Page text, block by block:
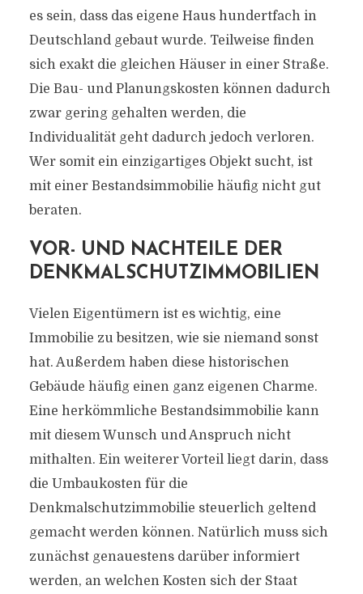
es sein, dass das eigene Haus hundertfach in
Deutschland gebaut wurde. Teilweise finden
sich exakt die gleichen Häuser in einer Straße.
Die Bau- und Planungskosten können dadurch
zwar gering gehalten werden, die
Individualität geht dadurch jedoch verloren.
Wer somit ein einzigartiges Objekt sucht, ist
mit einer Bestandsimmobilie häufig nicht gut
beraten.
VOR- UND NACHTEILE DER
DENKMALSCHUTZIMMOBILIEN
Vielen Eigentümern ist es wichtig, eine
Immobilie zu besitzen, wie sie niemand sonst
hat. Außerdem haben diese historischen
Gebäude häufig einen ganz eigenen Charme.
Eine herkömmliche Bestandsimmobilie kann
mit diesem Wunsch und Anspruch nicht
mithalten. Ein weiterer Vorteil liegt darin, dass
die Umbaukosten für die
Denkmalschutzimmobilie steuerlich geltend
gemacht werden können. Natürlich muss sich
zunächst genauestens darüber informiert
werden, an welchen Kosten sich der Staat